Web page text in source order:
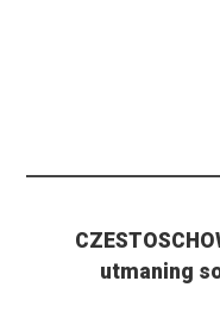
utmaning